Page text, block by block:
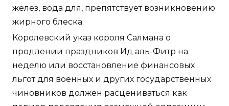
желез, вода для, препятствует возникновению
жирного блеска.
Королевский указ короля Салмана о
продлении праздников Ид аль-Фитр на
неделю или восстановление финансовых
льгот для военных и других государственных
чиновников должен расцениваться как